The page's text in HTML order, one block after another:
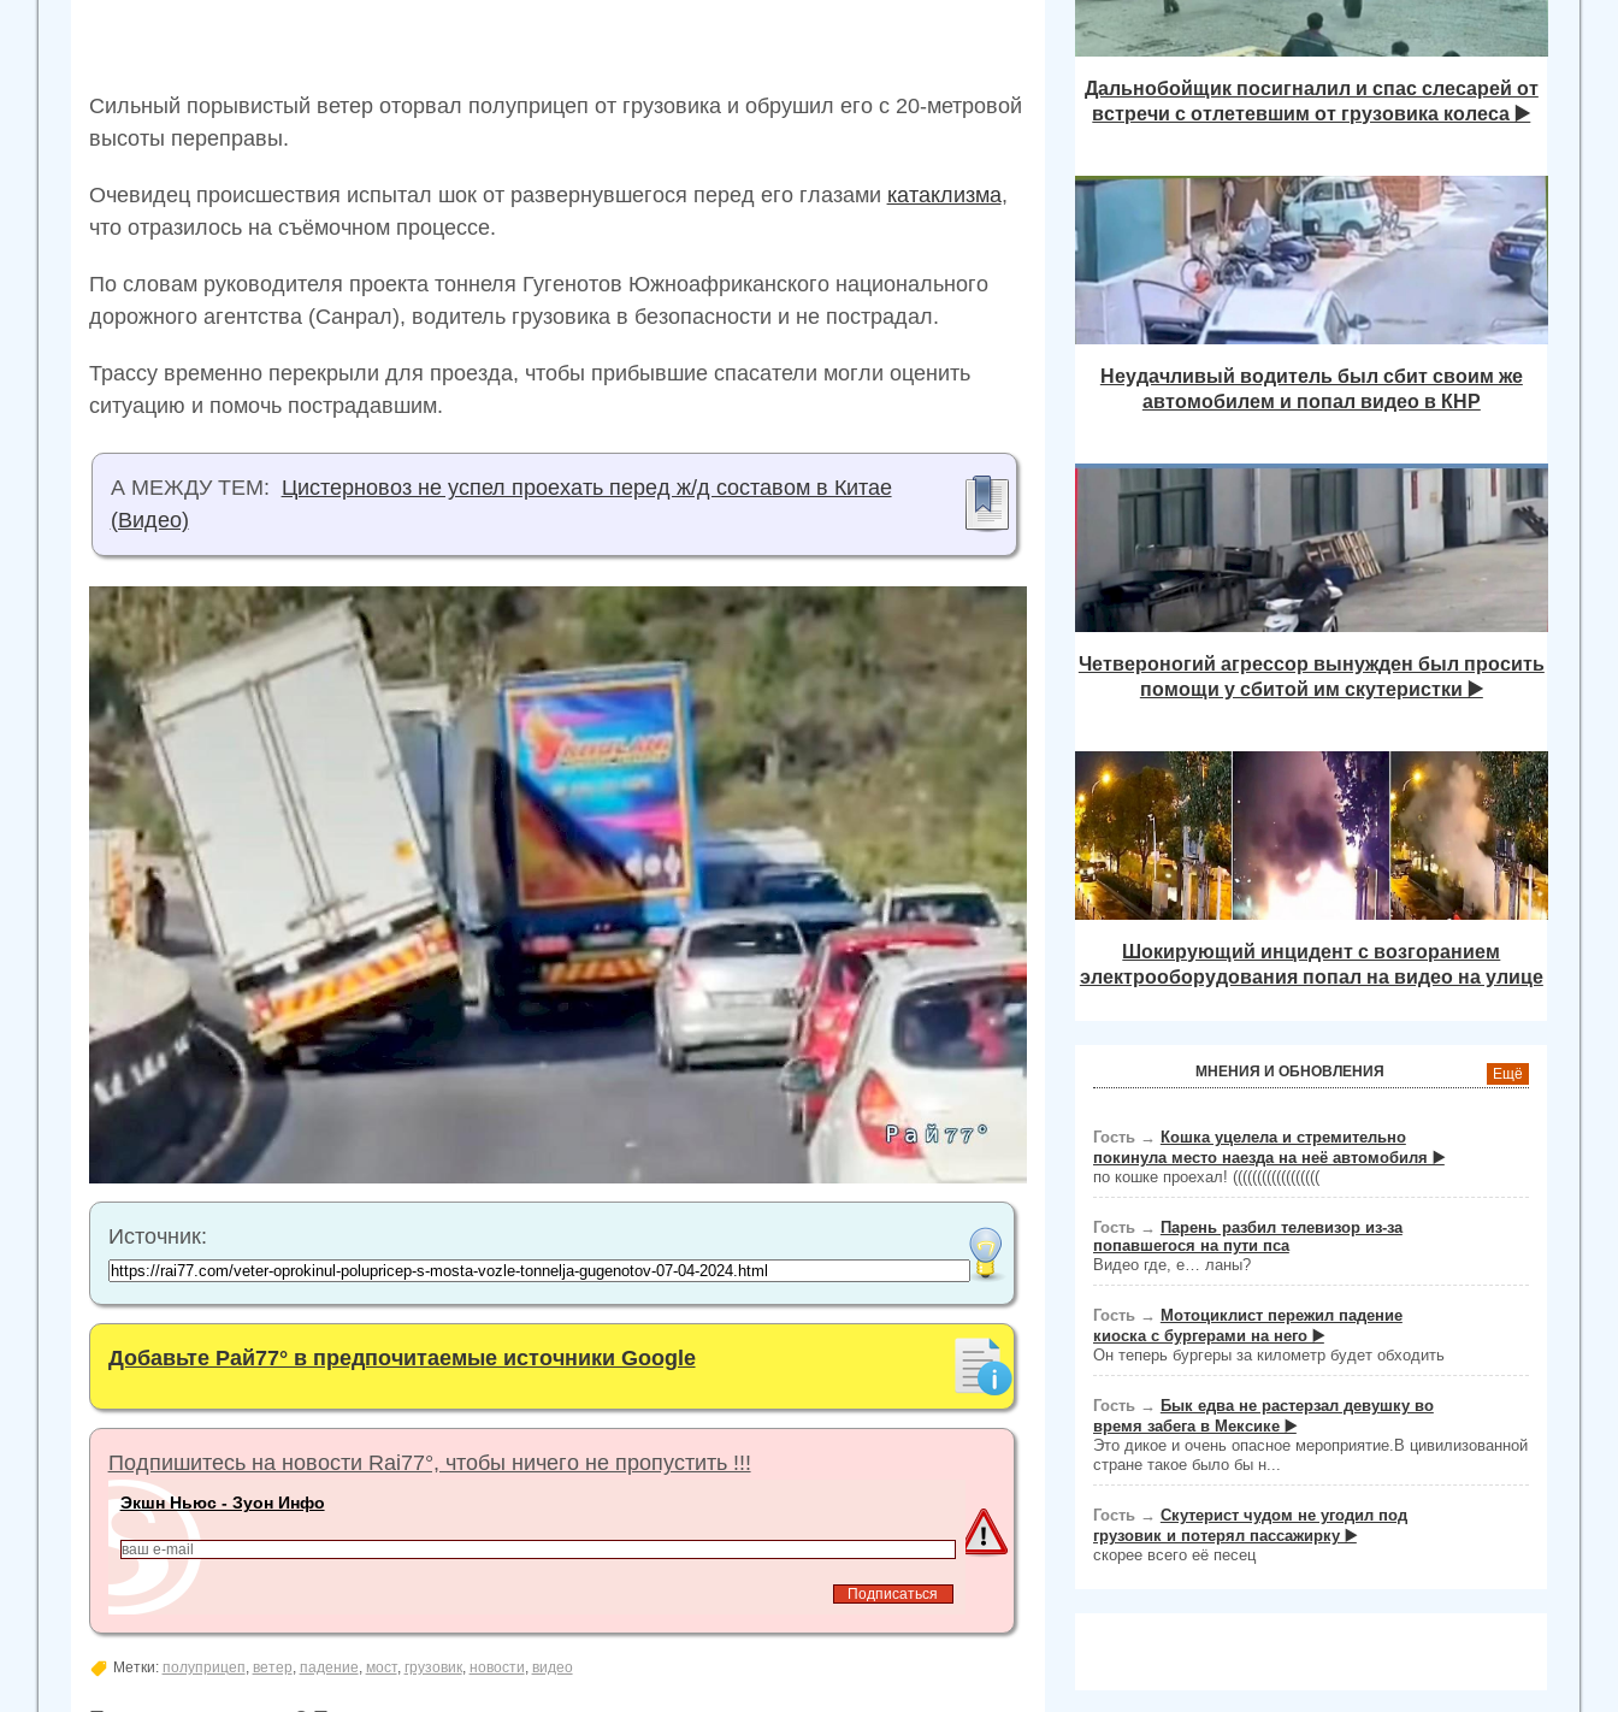
Сильный порывистый ветер оторвал полуприцеп от грузовика и обрушил его с 20-метровой
высоты переправы.
Очевидец происшествия испытал шок от развернувшегося перед его глазами катаклизма,
что отразилось на съёмочном процессе.
По словам руководителя проекта тоннеля Гугенотов Южноафриканского национального
дорожного агентства (Санрал), водитель грузовика в безопасности и не пострадал.
Трассу временно перекрыли для проезда, чтобы прибывшие спасатели могли оценить
ситуацию и помочь пострадавшим.
А МЕЖДУ ТЕМ: Цистерновоз не успел проехать перед ж/д составом в Китае
(Видео)
Источник:
Добавьте Рай77° в предпочитаемые источники Google
Подпишитесь на новости Rai77°, чтобы ничего не пропустить !!!
Экшн Ньюс - Зуон Инфо
Метки: полуприцеп, ветер, падение, мост, грузовик, новости, видео
Дальнобойщик посигналил и спас слесарей от
встречи с отлетевшим от грузовика колеса ▶️
Неудачливый водитель был сбит своим же
автомобилем и попал видео в КНР
Четвероногий агрессор вынужден был просить
помощи у сбитой им скутеристки ▶️
Шокирующий инцидент с возгоранием
электрооборудования попал на видео на улице
МНЕНИЯ И ОБНОВЛЕНИЯ Ещё
Гость → Кошка уцелела и стремительно
покинула место наезда на неё автомобиля ▶️
по кошке проехал! ((((((((((((((((((
Гость → Парень разбил телевизор из-за
попавшегося на пути пса
Видео где, е… ланы?
Гость → Мотоциклист пережил падение
киоска с бургерами на него ▶️
Он теперь бургеры за километр будет обходить
Гость → Бык едва не растерзал девушку во
время забега в Мексике ▶️
Это дикое и очень опасное мероприятие.В цивилизованной
стране такое было бы н...
Гость → Скутерист чудом не угодил под
грузовик и потерял пассажирку ▶️
скорее всего её песец